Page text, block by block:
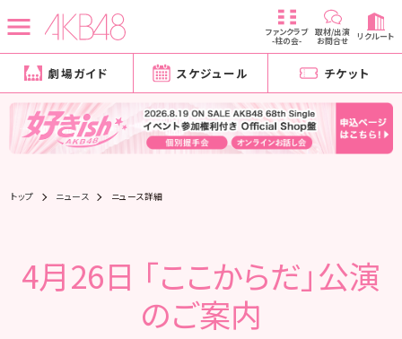
ファンクラブ
-柱の会-
取材/出演
お問合せ リクルート
劇場ガイド スケジュール チケット
トップ ニュース ニュース詳細
4月26日 「ここからだ」公演
のご案内